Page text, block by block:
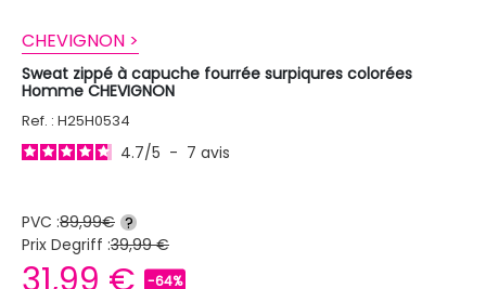
CHEVIGNON >
Sweat zippé à capuche fourrée surpiqures colorées
Homme CHEVIGNON
Ref. : H25H0534
4.7/5 - 7 avis
PVC :89,99€ ?
Prix Degriff :39,99 €
-64%